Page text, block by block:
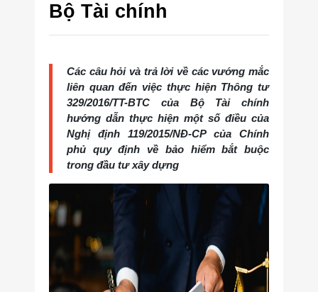
Bộ Tài chính
Các câu hỏi và trả lời về các vướng mắc
liên quan đến việc thực hiện Thông tư
329/2016/TT-BTC của Bộ Tài chính
hướng dẫn thực hiện một số điều của
Nghị định 119/2015/NĐ-CP của Chính
phủ quy định về bảo hiểm bắt buộc
trong đầu tư xây dựng